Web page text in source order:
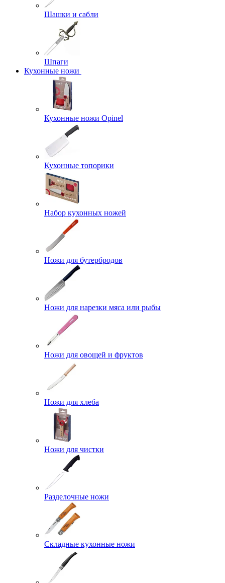
Шашки и сабли
Шпаги
Кухонные ножи
Кухонные ножи Opinel
Кухонные топорики
Набор кухонных ножей
Ножи для бутербродов
Ножи для нарезки мяса или рыбы
Ножи для овощей и фруктов
Ножи для хлеба
Ножи для чистки
Разделочные ножи
Складные кухонные ножи